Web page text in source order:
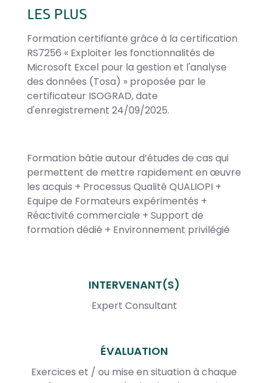
LES PLUS
Formation certifiante grâce à la certification
RS7256 « Exploiter les fonctionnalités de
Microsoft Excel pour la gestion et l'analyse
des données (Tosa) » proposée par le
certificateur ISOGRAD, date
d'enregistrement 24/09/2025.
Formation bâtie autour d’études de cas qui
permettent de mettre rapidement en œuvre
les acquis + Processus Qualité QUALIOPI +
Equipe de Formateurs expérimentés +
Réactivité commerciale + Support de
formation dédié + Environnement privilégié
INTERVENANT(S)
Expert Consultant
ÉVALUATION
Exercices et / ou mise en situation à chaque